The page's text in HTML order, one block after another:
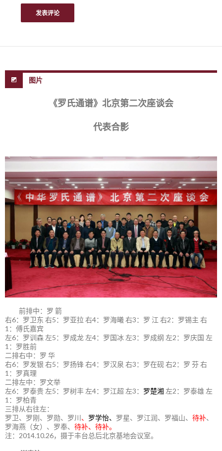
图片
《罗氏通谱》北京第二次座谈会
代表合影
前排中：罗 箭
右6：罗卫东 右5：罗亚拉 右4：罗海曦 右3：罗 江 右2：罗锡主 右
1：傅氏嘉宾
左6：罗训森 左5：罗成龙 左4：罗国冰 左3：罗成纲 左2：罗庆国 左
1：罗胜前
二排右中：罗 华
右6：罗发银 右5：罗扬锋 右4：罗汉泉 右3：罗在砚 右2：罗 芬 右
1：罗真理
二排左中：罗文举
左6：罗泰贵 左5：罗树丰 左4：罗江超 左3： 罗楚湘 左2：罗泰雄 左
1：罗柏青
三排从右往左：
罗卫、罗刚、罗勋、罗川 、 罗学怡、 罗星、罗江润、罗福山、 待补、
罗海燕（女）、罗奉、 待补、待补。
注：2014.10.26，摄于丰台总后北京基地会议室。